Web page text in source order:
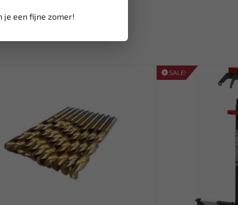
je een fijne zomer!
SALE!